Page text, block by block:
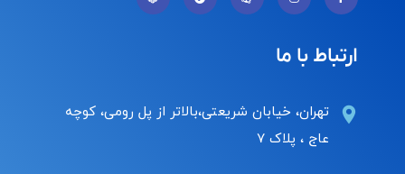
ارتباط با ما
تهران، خیابان شریعتی،بالاتر از پل رومی، کوچه
عاج ، پلاک ۷